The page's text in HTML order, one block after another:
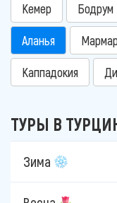
Кемер Бодрум
Аланья
Каппадокия
ТУРЫ В
Зима